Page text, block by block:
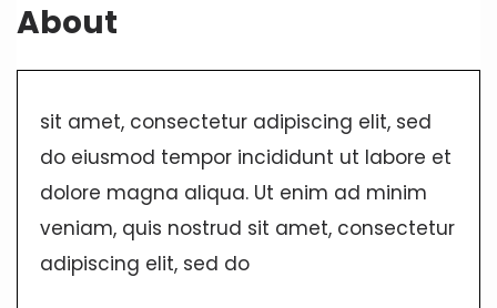
About
sit amet, consectetur adipiscing elit, sed
do eiusmod tempor incididunt ut labore et
dolore magna aliqua. Ut enim ad minim
veniam, quis nostrud sit amet, consectetur
adipiscing elit, sed do